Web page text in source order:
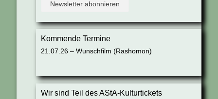
Kommende Termine
21.07.26 – Wunschfilm (Rashomon)
Wir sind Teil des AStA-Kulturtickets